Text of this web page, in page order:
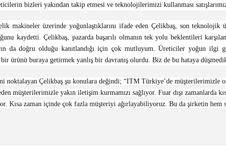
bizleri yakından takip etmesi ve teknolojilerimizi kullanması
makineler üzerinde yoğunlaştıklarını ifade eden Çelikbaş, son
kaydetti. Çelikbaş, pazarda başarılı olmanın tek yolu beklentileri
da doğru olduğu kanıtlandığı için çok mutluyum. Üreticiler yoğun ilgi
ürünü buraya getirmek yanlış bir davranış olurdu. Biz de bu hataya
Çelikbaş şu konulara değindi; “ITM Türkiye’de müşterilerimizle
müşterilerimizle yakın iletişim kurmamızı sağlıyor. Fuar dışı zamanlarda
Kısa zaman içinde çok fazla müşteriyi ağırlayabiliyoruz. Bu da şirketin hem